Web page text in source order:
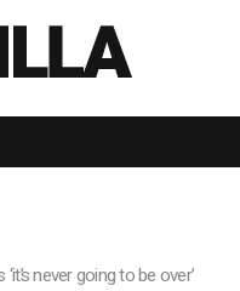
never going to be over’